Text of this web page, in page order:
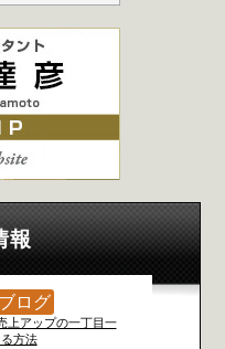
報
ブログ
上アップの一丁目一
方法